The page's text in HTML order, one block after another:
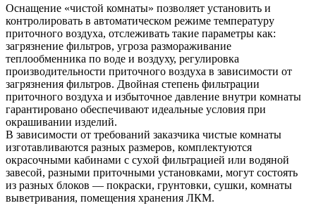
Оснащение «чистой комнаты» позволяет установить и
контролировать в автоматическом режиме температуру
приточного воздуха, отслеживать такие параметры как:
загрязнение фильтров, угроза размораживание
теплообменника по воде и воздуху, регулировка
производительности приточного воздуха в зависимости от
загрязнения фильтров. Двойная степень фильтрации
приточного воздуха и избыточное давление внутри комнаты
гарантировано обеспечивают идеальные условия при
окрашивании изделий.
В зависимости от требований заказчика чистые комнаты
изготавливаются разных размеров, комплектуются
окрасочными кабинами с сухой фильтрацией или водяной
завесой, разными приточными установками, могут состоять
из разных блоков — покраски, грунтовки, сушки, комнаты
выветривания, помещения хранения ЛКМ.